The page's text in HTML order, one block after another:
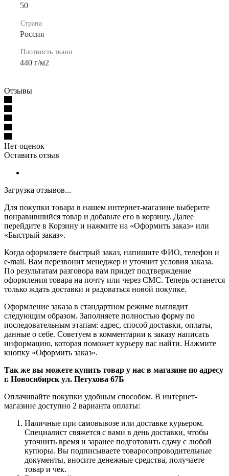
50
Страна
Россия
Плотность ткани
440 г/м2
Отзывы
Нет оценок
Оставить отзыв
Загрузка отзывов...
Для покупки товара в нашем интернет-магазине выберите
понравившийся товар и добавьте его в корзину. Далее
перейдите в Корзину и нажмите на «Оформить заказ» или
«Быстрый заказ».
Когда оформляете быстрый заказ, напишите ФИО, телефон и
e-mail. Вам перезвонит менеджер и уточнит условия заказа.
По результатам разговора вам придет подтверждение
оформления товара на почту или через СМС. Теперь останется
только ждать доставки и радоваться новой покупке.
Оформление заказа в стандартном режиме выглядит
следующим образом. Заполняете полностью форму по
последовательным этапам: адрес, способ доставки, оплаты,
данные о себе. Советуем в комментарии к заказу написать
информацию, которая поможет курьеру вас найти. Нажмите
кнопку «Оформить заказ».
Так же вы можете купить товар у нас в магазине по адресу
г. Новосибирск ул. Петухова 67Б
Оплачивайте покупки удобным способом. В интернет-
магазине доступно 2 варианта оплаты:
Наличные при самовывозе или доставке курьером.
Специалист свяжется с вами в день доставки, чтобы
уточнить время и заранее подготовить сдачу с любой
купюры. Вы подписываете товаросопроводительные
документы, вносите денежные средства, получаете
товар и чек.